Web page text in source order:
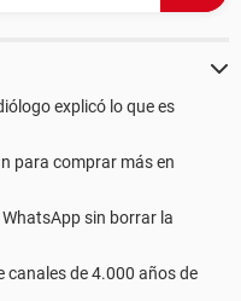
explicó lo que es
para comprar más en
sin borrar la
canales de 4.000 años de